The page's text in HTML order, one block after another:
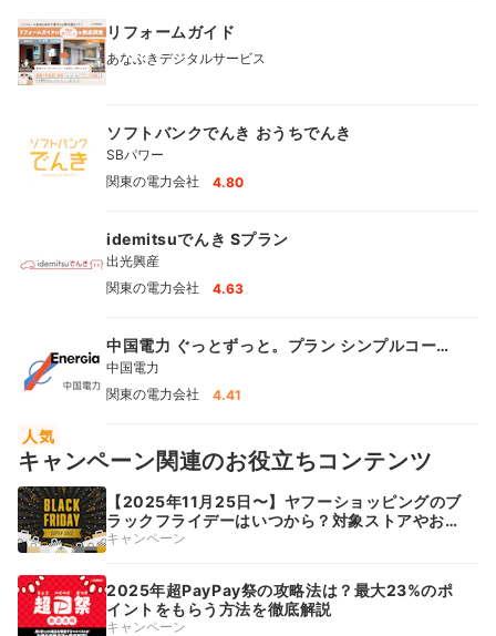
リフォームガイド
あなぶきデジタルサービス
ソフトバンクでんき おうちでんき
SBパワー
関東の電力会社
4.80
idemitsuでんき Sプラン
出光興産
関東の電力会社
4.63
中国電力 ぐっとずっと。プラン シンプルコー
ス
中国電力
関東の電力会社
4.41
人気
キャンペーン関連のお役立ちコンテンツ
【2025年11月25日〜】ヤフーショッピングのブ
ラックフライデーはいつから？対象ストアやお得
なクーポンを紹介
キャンペーン
2025年超PayPay祭の攻略法は？最大23%のポ
イントをもらう方法を徹底解説
キャンペーン